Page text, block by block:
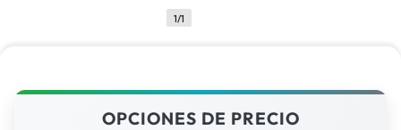
1/1
OPCIONES DE PRECIO